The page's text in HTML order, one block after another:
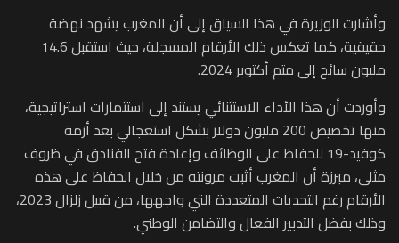
وأشارت الوزيرة في هذا السياق إلى أن المغرب يشهد نهضة
حقيقية، كما تعكس ذلك الأرقام المسجلة، حيث استقبل 14.6
مليون سائح إلى متم أكتوبر 2024.
وأوردت أن هذا الأداء الاستثنائي يستند إلى استثمارات استراتيجية،
منها تخصيص 200 مليون دولار بشكل استعجالي بعد أزمة
كوفيد-19 للحفاظ على الوظائف وإعادة فتح الفنادق في ظروف
مثلى، مبرزة أن المغرب أثبت مرونته من خلال الحفاظ على هذه
الأرقام رغم التحديات المتعددة التي واجهها، من قبيل زلزال 2023،
وذلك بفضل التدبير الفعال والتضامن الوطني.